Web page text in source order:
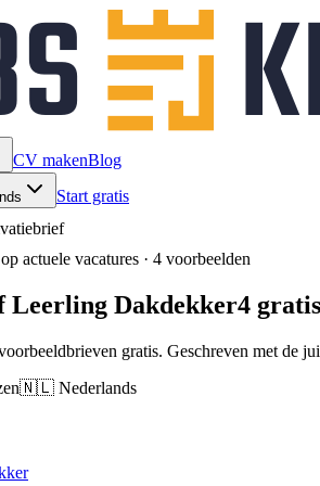
CV makenBlog
Start gratis
actuele vacatures · 4 voorbeelden
Dakdekker4
gratis. Geschreven met de
🇳🇱 Nederlands